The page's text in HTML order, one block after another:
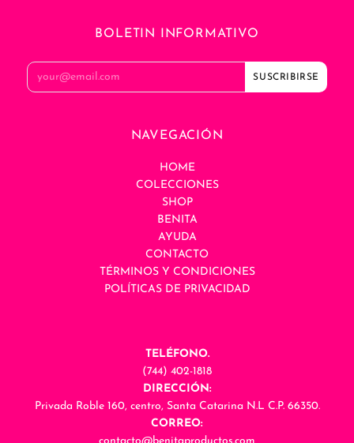
BOLETIN INFORMATIVO
NAVEGACIÓN
HOME
COLECCIONES
SHOP
BENITA
AYUDA
CONTACTO
TÉRMINOS Y CONDICIONES
POLÍTICAS DE PRIVACIDAD
TELÉFONO.
(744) 402-1818
DIRECCIÓN:
Privada Roble 160, centro, Santa Catarina N.L C.P. 66350.
CORREO:
contacto@benitaproductos.com